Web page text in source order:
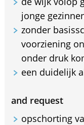
jonge
zonder
voorziening
onder druk
een duidelijk
and request
opschorting